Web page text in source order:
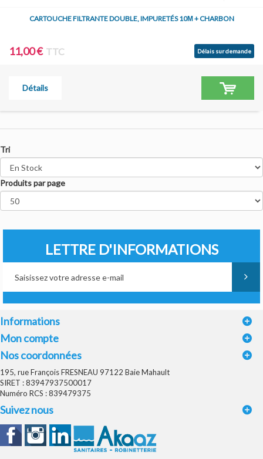
CARTOUCHE FILTRANTE DOUBLE, IMPURETÉS 10Μ + CHARBON
11,00 € TTC Délais sur demande
Détails
Tri
Produits par page
LETTRE D'INFORMATIONS
Informations
Mon compte
Nos coordonnées
195, rue François FRESNEAU 97122 Baie Mahault
SIRET : 83947937500017
Numéro RCS : 839479375
Suivez nous